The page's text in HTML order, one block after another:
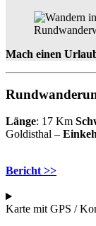
Mach einen
Länge: 17 Km
Goldisthal –
Bericht >>
Karte mit GPS /